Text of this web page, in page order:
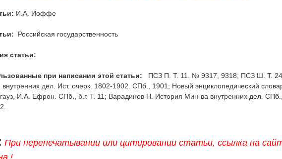
И.А. Иоффе
Российская государственность
статьи:
при написании этой статьи:
ПСЗ П. Т. 11. № 9317, 9318; ПСЗ Ш. Т.
дел. Ист. очерк. 1802-1902. СПб., 1901; Новый энциклопедический
И.А. Ефрон. СПб., б.г. Т. 11; Варадинов Н. История Мин-ва внутренних дел.
При перепечатывании или цитировании статьи, ссылка на
!